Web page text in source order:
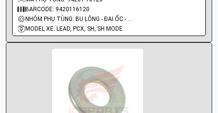
BARCODE: 9420116120
NHÓM PHỤ TÙNG: BU LÔNG - ĐAI ỐC - VÍT
MODEL XE: LEAD, PCX, SH, SH MODE